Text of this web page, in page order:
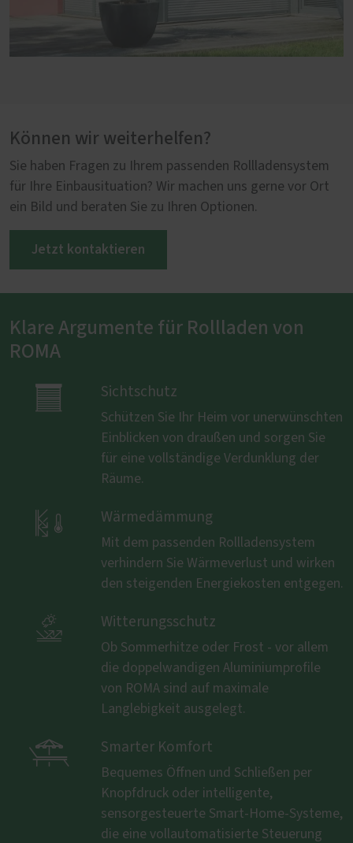
Können wir weiterhelfen?
Sie haben Fragen zu Ihrem passenden Rollladensystem
für Ihre Einbausituation? Wir machen uns gerne vor Ort
ein Bild und beraten Sie zu Ihren Optionen.
Jetzt kontaktieren
Klare Argumente für Rollladen von
ROMA
 Sichtschutz
Schützen Sie Ihr Heim vor unerwünschten
Einblicken von draußen und sorgen Sie
für eine vollständige Verdunklung der
Räume.
 Wärmedämmung
Mit dem passenden Rollladensystem
verhindern Sie Wärmeverlust und wirken
den steigenden Energiekosten entgegen.
 Witterungsschutz
Ob Sommerhitze oder Frost - vor allem
die doppelwandigen Aluminiumprofile
von ROMA sind auf maximale
Langlebigkeit ausgelegt.
 Smarter Komfort
Bequemes Öffnen und Schließen per
Knopfdruck oder intelligente,
sensorgesteuerte Smart-Home-Systeme,
die eine vollautomatisierte Steuerung